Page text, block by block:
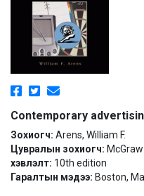
Contemporary
Зохиогч: Arens, William F.
Цувралын зохиогч:
хэвлэлт: 10th edition
Гаралтын мэдээ: Boston,